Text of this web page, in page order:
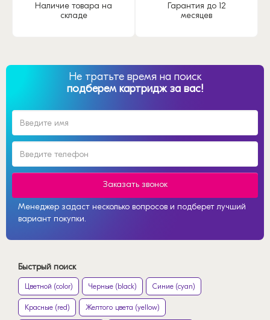
Наличие товара на
складе
Гарантия до 12
месяцев
Не тратьте время на поиск
подберем картридж за вас!
Заказать звонок
Менеджер задаст несколько вопросов и подберет лучший
вариант покупки.
Быстрый поиск
Цветной (color) Черные (black) Синие (cyan)
Красные (red) Желтого цвета (yellow)